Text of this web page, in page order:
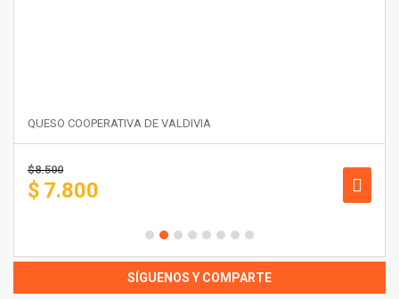
QUESO COOPERATIVA DE VALDIVIA
$8.500
$ 7.800
SÍGUENOS Y COMPARTE